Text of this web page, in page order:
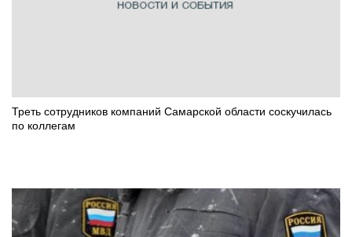
Треть сотрудников компаний Самарской области соскучилась
по коллегам